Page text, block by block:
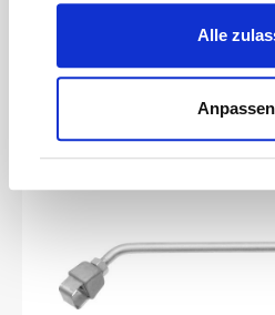
Alle
Anpassen